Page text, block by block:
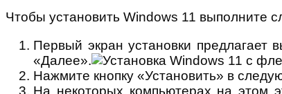
Чтобы установить Windows 11 выполните
Первый экран установки
«Далее».
Нажмите кнопку «Установить» в
На некоторых компьютерах на этом